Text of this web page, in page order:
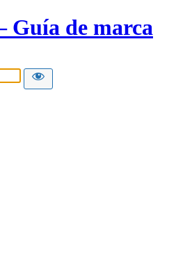
Guía de marca